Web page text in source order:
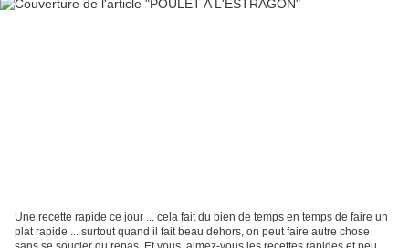
Une recette rapide ce jour ... cela fait du bien de temps en temps de faire un
plat rapide ... surtout quand il fait beau dehors, on peut faire autre chose